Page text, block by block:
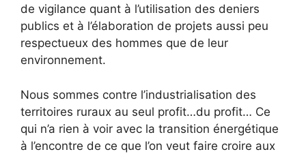
de vigilance quant à l’utilisation des deniers
publics et à l’élaboration de projets aussi peu
respectueux des hommes que de leur
environnement.
Nous sommes contre l’industrialisation des
territoires ruraux au seul profit…du profit… Ce
qui n’a rien à voir avec la transition énergétique
à l’encontre de ce que l’on veut faire croire aux